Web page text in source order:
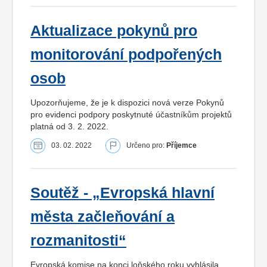
Aktualizace pokynů pro
monitorování podpořených
osob
Upozorňujeme, že je k dispozici nová verze Pokynů
pro evidenci podpory poskytnuté účastníkům projektů
platná od 3. 2. 2022.
03. 02. 2022 Určeno pro: Příjemce
Soutěž - „Evropská hlavní
města začleňování a
rozmanitosti“
Evropská komise na konci loňského roku vyhlásila